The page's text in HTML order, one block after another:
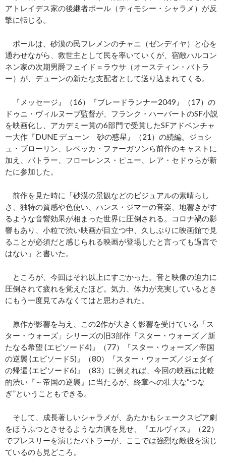
アトレイデス家の後継者ポール（ティモシー・シャラメ）が反
撃に転じる。
ポールは、砂漠の民フレメンのチャニ（ゼンデイヤ）と心を
通わせながら、救世主として民を率いていくが、宿敵ハルコン
ネン家の次期男爵フェイド＝ラウサ（オースティン・バトラ
ー）が、デューンの新たな支配者として送り込まれてくる。
『メッセージ』（16）『ブレードランナー2049』（17）の
ドゥニ・ヴィルヌーブ監督が、フランク・ハーバートのSF小説
を映画化し、アカデミー賞の6部門で受賞したSFアドベンチャ
ー大作『DUNE デューン 砂の惑星』（21）の続編。ジョシ
ュ・ブローリン、レベッカ・ファーガソンら前作のキャストに
加え、バトラー、フローレンス・ピュー、レア・セドゥらが新
たに参加した。
前作を見た時に「砂漠の景観などのビジュアルの素晴らし
さ、独特の質感や色使い、ハンス・ジマーの音楽、地響きがす
るような音響効果が相まった世界に圧倒される。コロナ禍の影
響もあり、小粒で渋い映画が目立つ中、久しぶりに映画館で見
ることが必須だと感じられる映画が登場したと言っても過言で
はない」と書いた。
ところが、今回はそれ以上にすごかった。音と映像の迫力に
圧倒されて疲れを覚えたほど。気力、体力が充実しているとき
にもう一度見てみなくてはと思わされた。
原作が影響を与え、この2作が大きく影響を受けている「ス
ター・ウォーズ」シリーズの旧3部作『スター・ウォーズ ／新
たなる希望 (エピソード4)』（77）『スター・ウォーズ／帝国
の逆襲 (エピソード5)』（80）『スター・ウォーズ／ジェダイ
の帰還 (エピソード6)』（83）に例えれば、今回の映画は比較
的渋い『～帝国の逆襲』に当たるが、終章への壮大な“つな
ぎ”ということもできる。
そして、成長著しいシャラメが、あたかもシェークスピア劇
をほうふつとさせるような力演を見せ、『エルヴィス』（22）
でプレスリーを演じたバトラーが、ここでは強烈な敵役を演じ
ているのも見どころ。